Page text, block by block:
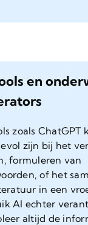
en
zoals ChatGPT
zijn bij het
formuleren van
of het
in een
AI echter
altijd de